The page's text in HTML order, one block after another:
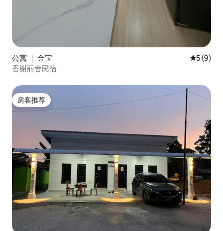
公寓 ｜ 金宝 平均评分
5 (9)
香榭丽舍民宿
房客推荐
房客推荐